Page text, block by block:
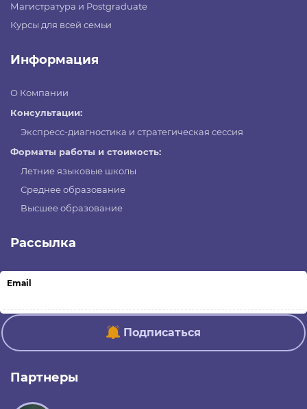
Магистратура и Postgraduate
Курсы для всей семьи
Информация
О Компании
Консультации:
Экспресс-диагностика и стратегическая сессия
Форматы работы и стоимость:
Летние языковые школы
Среднее образование
Высшее образование
Рассылка
Email
Подписаться
Партнеры